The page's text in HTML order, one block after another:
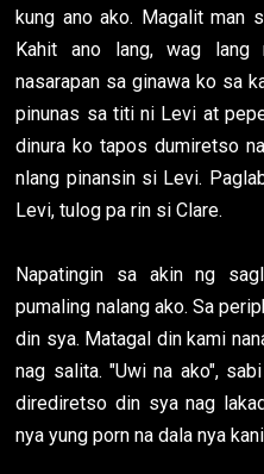
kung ano ako. Magalit man
Kahit ano lang, wag lang
nasarapan sa ginawa ko sa
pinunas sa titi ni Levi at
dinura ko tapos dumiretso
nlang pinansin si Levi.
Levi, tulog pa rin si Clare.
Napatingin sa akin ng
pumaling nalang ako. Sa
din sya. Matagal din kami
nag salita. "Uwi na ako",
dirediretso din sya nag
nya yung porn na dala nya